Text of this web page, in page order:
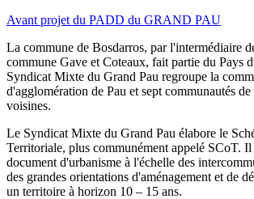
Avant projet du PADD du GRAND PAU
La commune de Bosdarros, par l'intermédiaire
commune Gave et Coteaux, fait partie du Pays
Syndicat Mixte du Grand Pau regroupe la
d'agglomération de Pau et sept communautés
voisines.
Le Syndicat Mixte du Grand Pau élabore le
Territoriale, plus communément appelé SCoT. Il
document d'urbanisme à l'échelle des
des grandes orientations d'aménagement et de
un territoire à horizon 10 – 15 ans.